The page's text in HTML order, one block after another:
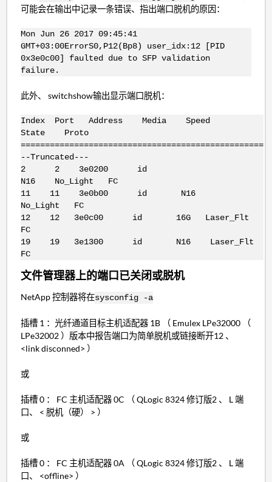
可能会在输出中记录一条错误、指出端口脱机的原因：
Mon Jun 26 2017 09:45:41
GMT+03:00ErrorS0,P12(Bp8) user_idx:12 [PID
0x3e0c00] faulted due to SFP validation
failure.
此外、 switchshow输出显示端口脱机：
Index Port Address Media Speed
State Proto
==================================================
--Truncated---
2 2 3e0200 id
N16 No_Light FC
11 11 3e0b00 id N16
No_Light FC
12 12 3e0c00 id 16G Laser_Flt
FC
19 19 3e1300 id N16 Laser_Flt
FC
文件管理器上的端口已关闭或脱机
NetApp 控制器将在sysconfig -a
插槽 1 ：光纤通道目标主机适配器 1B （ Emulex LPe32000 （
LPe32002 ）版本中报告端口为简单脱机或链接断开12 、
<link disconned> ）
或
插槽 0 ： FC 主机适配器 0C （ QLogic 8324 修订版2 、 L 端
口、 < 脱机（硬） > ）
或
插槽 0 ： FC 主机适配器 0A （ QLogic 8324 修订版2 、 L 端
口、 <offline> ）